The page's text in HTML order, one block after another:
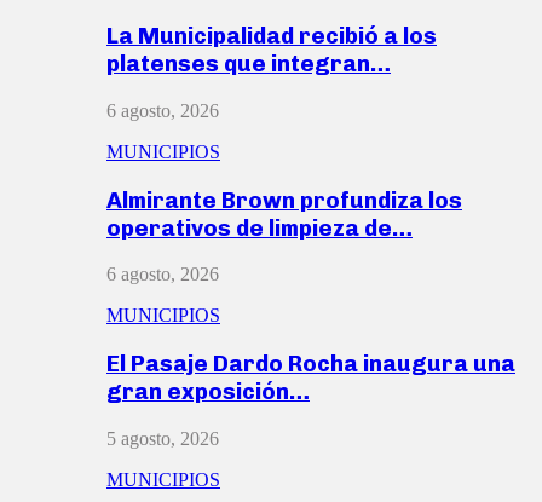
La Municipalidad recibió a los
platenses que integran…
6 agosto, 2026
MUNICIPIOS
Almirante Brown profundiza los
operativos de limpieza de…
6 agosto, 2026
MUNICIPIOS
El Pasaje Dardo Rocha inaugura una
gran exposición…
5 agosto, 2026
MUNICIPIOS